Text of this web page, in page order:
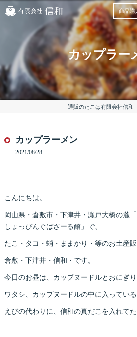
商品購
カップラー
通販のたこは有限会社信和
カップラーメン
2021/08/28
こんにちは。
岡山県・倉敷市・下津井・瀬戸大橋の麓
しょっぴんぐばざーる館」で、
たこ・タコ・蛸・ままかり・等のお土産
倉敷・下津井・信和・です。
今日のお昼は、カップヌードルとおにぎり
ワタシ、カップヌードルの中に入っている
えびの代わりに、信和の真だこを入れてた